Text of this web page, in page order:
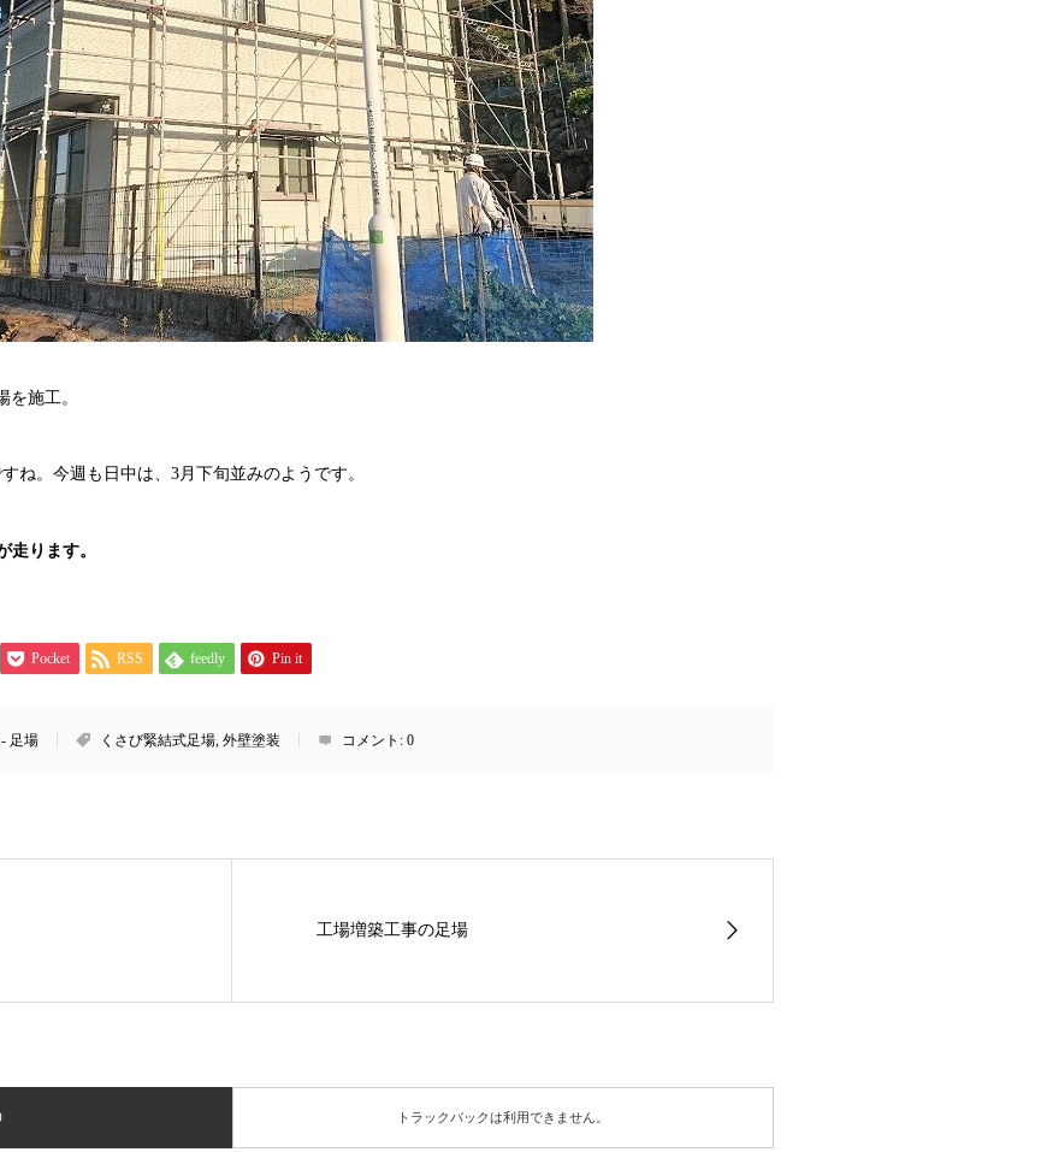
施工。
ね。今週も日中は、3月下旬並みのようです。
ります。
Pocket RSS feedly Pin it
足場 くさび緊結式足場, 外壁塗装 コメント: 0
工場増築工事の足場
トラックバックは利用できません。